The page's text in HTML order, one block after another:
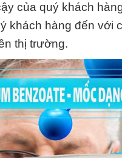
của quý khách
khách hàng đến với
thị trường.